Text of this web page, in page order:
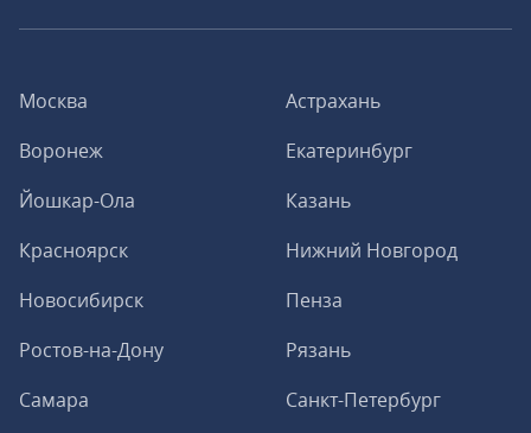
Москва
Астрахань
Воронеж
Екатеринбург
Йошкар-Ола
Казань
Красноярск
Нижний Новгород
Новосибирск
Пенза
Ростов-на-Дону
Рязань
Самара
Санкт-Петербург